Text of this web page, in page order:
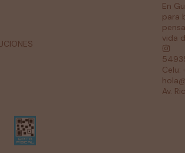
En
para
vida
Celu:
Av.